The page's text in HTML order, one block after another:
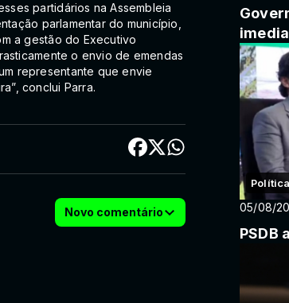
partidários na Assembleia
parlamentar do município,
a gestão do Executivo
o envio de emendas
representante que envie
conclui Parra.
Novo comentário
Política
05/08/
PSDB